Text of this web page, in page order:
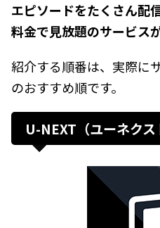
エピソードをたくさん配
料金で見放題のサービス
紹介する順番は、実際に
のおすすめ順です。
U-NEXT（ユーネクス